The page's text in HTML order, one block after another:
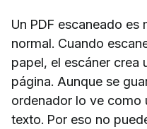
Un PDF escaneado es
normal. Cuando
papel, el escáner crea
página. Aunque se
ordenador lo ve como
texto. Por eso no